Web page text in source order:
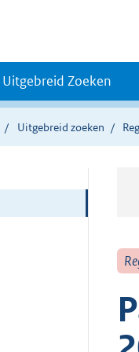
Uitgebreid Zoeken
Uitgebreid zoeken